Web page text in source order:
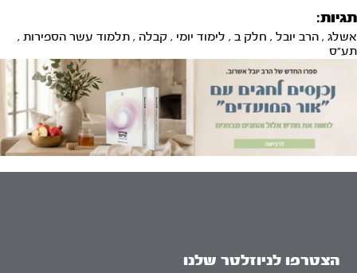
תגיות:
אשלג , הרב יובל , חלק ב , לימוד יומי , קבלה , תלמוד עשר הספירות ,
תע"ס
הצטרפו לניוזלטר שלנו